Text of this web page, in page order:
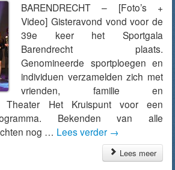
BARENDRECHT – [Foto’s +
Video] Gisteravond vond voor de
39e keer het Sportgala
Barendrecht plaats.
Genomineerde sportploegen en
individuen verzamelden zich met
vrienden, familie en
Theater Het Kruispunt voor een
Bekenden van alle
nog … Lees verder →
Lees meer